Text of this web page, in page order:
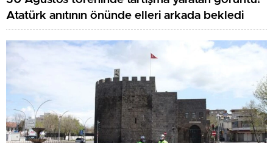
Atatürk anıtının önünde elleri arkada bekledi